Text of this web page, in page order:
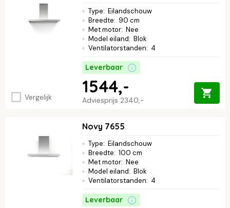
Vergelijk
Type: Eilandschouw
Breedte: 90 cm
Met motor: Nee
Model eiland: Blok
Ventilatorstanden: 4
Leverbaar
Adviesprijs 2340,-
1544,-
Novy 7655
Type: Eilandschouw
Breedte: 100 cm
Met motor: Nee
Model eiland: Blok
Ventilatorstanden: 4
Leverbaar